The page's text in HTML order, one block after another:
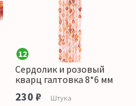
12
Сердолик и розовый
кварц галтовка 8*6 мм
230 ₽ Штука